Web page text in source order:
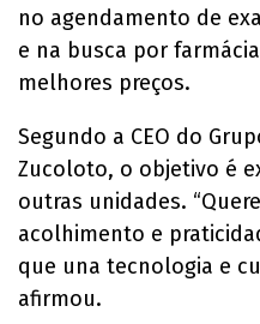
no agendamento de
e na busca por
melhores preços.
Segundo a CEO do
Zucoloto, o objetivo é
outras unidades.
acolhimento e
que una tecnologia e
afirmou.